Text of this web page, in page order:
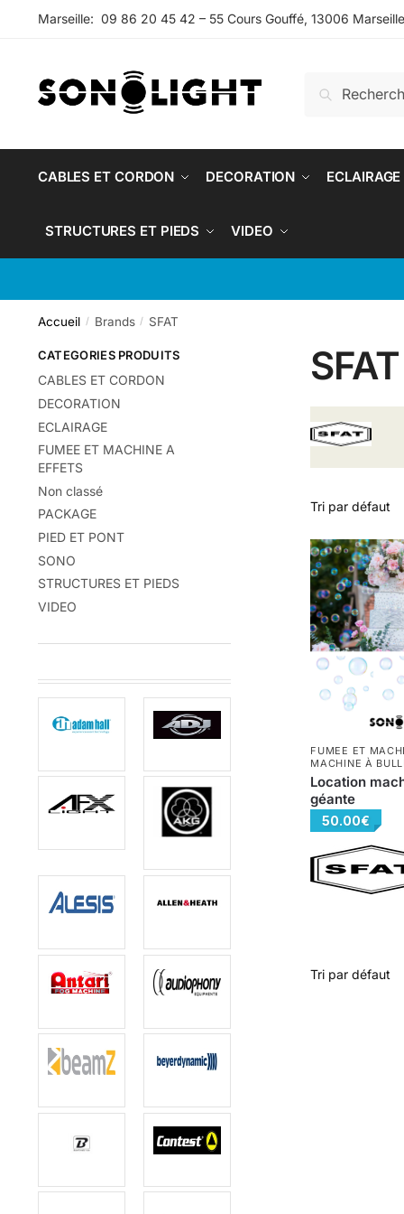
Marseille: 09 86 20 45 42 – 55 Cours Gouffé, 13006 Marseille
pour :
Recherche
CABLES ET CORDON DECORATION ECLAIRAGE
STRUCTURES ET PIEDS VIDEO
Accueil / Brands / SFAT
SFAT
FUMEE ET
MACHINE À
Location
géante
50.00€
CATEGORIES PRODUITS
CABLES ET CORDON
DECORATION
ECLAIRAGE
FUMEE ET MACHINE A
EFFETS
Non classé
PACKAGE
PIED ET PONT
SONO
STRUCTURES ET PIEDS
VIDEO